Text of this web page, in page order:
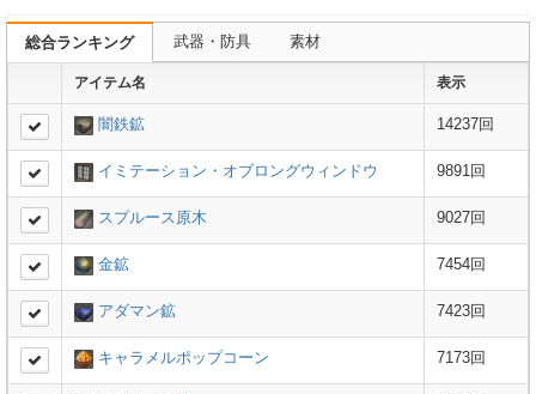
総合ランキング 武器・防具 素材
アイテム名 表示
闇鉄鉱 14237回
イミテーション・オブロングウィンドウ 9891回
スプルース原木 9027回
金鉱 7454回
アダマン鉱 7423回
キャラメルポップコーン 7173回